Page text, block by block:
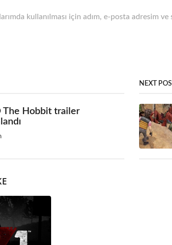
kullanılması için adım, e-posta adresim
The Hobbit trailer
NEXT